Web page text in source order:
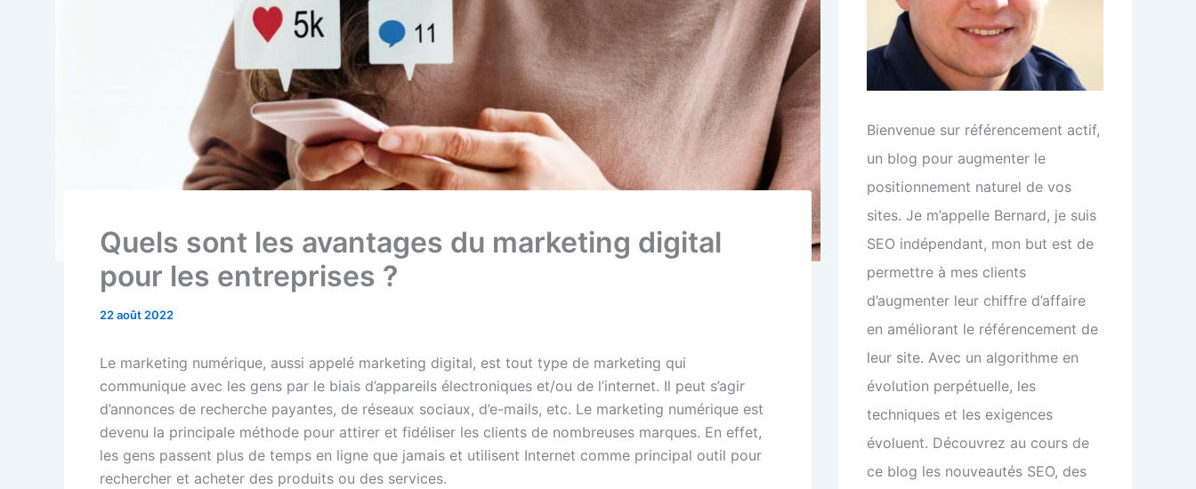
Quels sont les avantages du marketing digital
pour les entreprises ?
22 août 2022
Le marketing numérique, aussi appelé marketing digital, est tout type de marketing qui
communique avec les gens par le biais d’appareils électroniques et/ou de l’internet. Il peut s’agir
d’annonces de recherche payantes, de réseaux sociaux, d’e-mails, etc. Le marketing numérique est
devenu la principale méthode pour attirer et fidéliser les clients de nombreuses marques. En effet,
les gens passent plus de temps en ligne que jamais et utilisent Internet comme principal outil pour
rechercher et acheter des produits ou des services.
Bienvenue sur référencement actif,
un blog pour augmenter le
positionnement naturel de vos
sites. Je m’appelle Bernard, je suis
SEO indépendant, mon but est de
permettre à mes clients
d’augmenter leur chiffre d’affaire
en améliorant le référencement de
leur site. Avec un algorithme en
évolution perpétuelle, les
techniques et les exigences
évoluent. Découvrez au cours de
ce blog les nouveautés SEO, des